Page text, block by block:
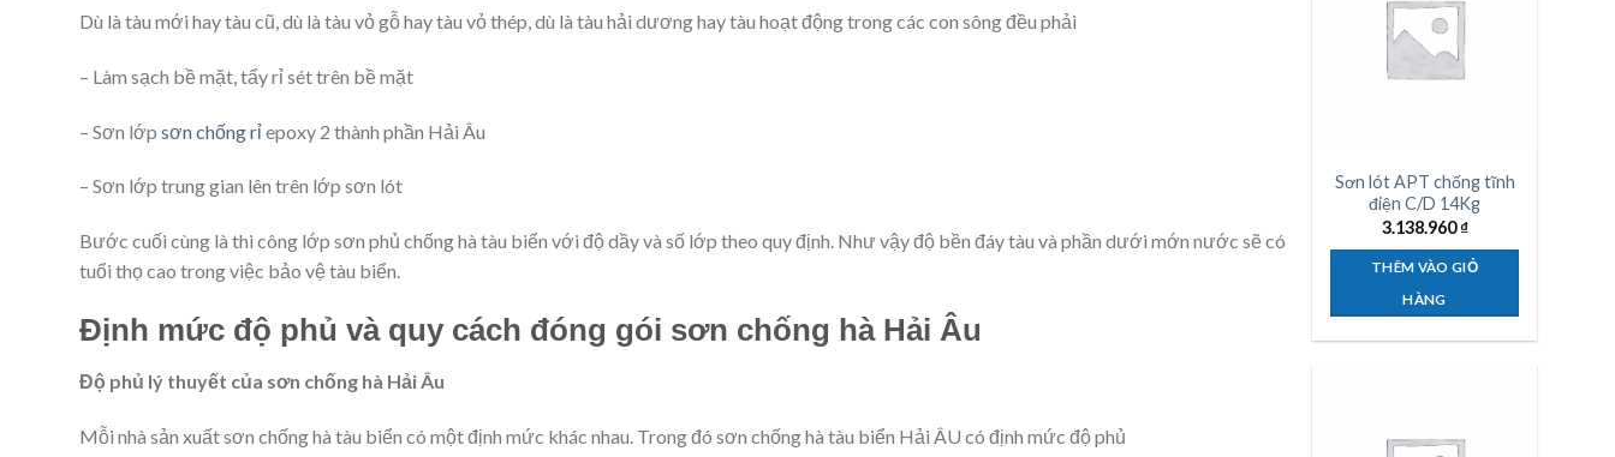
Dù là tàu mới hay tàu cũ, dù là tàu vỏ gỗ hay tàu vỏ thép, dù là tàu hải dương hay tàu hoạt động trong các con sông đều phải
– Làm sạch bề mặt, tẩy rỉ sét trên bề mặt
– Sơn lớp sơn chống rỉepoxy 2 thành phần Hải Âu
– Sơn lớp trung gian lên trên lớp sơn lót
Bước cuối cùng là thi công lớp sơn phủ chống hà tàu biển với độ dầy và số lớp theo quy định. Như vậy độ bền đáy tàu và phần dưới mớn nước sẽ có
tuổi thọ cao trong việc bảo vệ tàu biển.
Định mức độ phủ và quy cách đóng gói sơn chống hà Hải Âu
Độ phủ lý thuyết của sơn chống hà Hải Âu
Mỗi nhà sản xuất sơn chống hà tàu biển có một định mức khác nhau. Trong đó sơn chống hà tàu biển Hải ÂU có định mức độ phủ
Sơn lót APT chống tĩnh
điện C/D 14Kg
3.138.960₫
THÊM VÀO GIỎ
HÀNG